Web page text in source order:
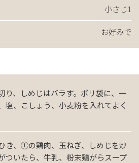
小さじ1
お好みで
り、しめじはバラす。ポリ袋に、一
塩、こしょう、小麦粉を入れてよく
き、①の鶏肉、玉ねぎ、しめじを炒
ついたら、牛乳、粉末鶏がらスープ